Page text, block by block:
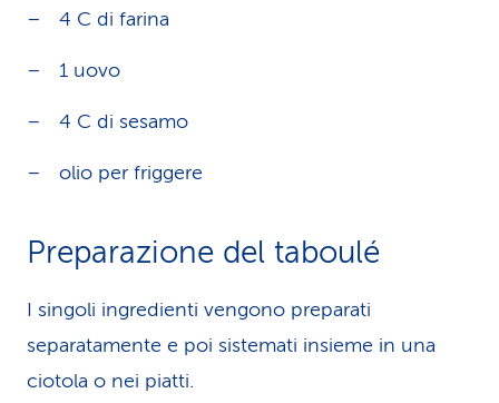
4 C di farina
1 uovo
4 C di sesamo
olio per friggere
Preparazione del taboulé
I singoli ingredienti vengono preparati
separatamente e poi sistemati insieme in una
ciotola o nei piatti.